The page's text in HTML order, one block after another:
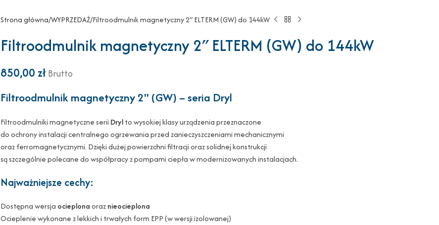
Strona główna WYPRZEDAŻ Filtroodmulnik magnetyczny 2″ ELTERM (GW) do 144kW
Filtroodmulnik magnetyczny 2″ ELTERM (GW) do 144kW
850,00zł Brutto
Filtroodmulnik magnetyczny 2" (GW) – seria Dryl
Filtroodmulniki magnetyczne seriiDrylto wysokiej klasy urządzenia przeznaczone
do ochrony instalacji centralnego ogrzewania przed zanieczyszczeniami mechanicznymi
oraz ferromagnetycznymi. Dzięki dużej powierzchni filtracji oraz solidnej konstrukcji
są szczególnie polecane do współpracy z pompami ciepła w modernizowanych instalacjach.
Najważniejsze cechy:
Dostępna wersja ocieplonaoraznieocieplona
Ocieplenie wykonane z lekkich i trwałych form EPP (w wersji izolowanej)